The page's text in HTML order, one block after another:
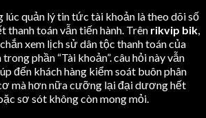
quản lý tin tức tài khoản là theo dõi số
thanh toán vẫn tiến hành. Trên rikvip bik,
xem lịch sử dân tộc thanh toán của
phần “Tài khoản”. câu hỏi này vẫn
đến khách hàng kiểm soát buôn phân
mà hơn nữa cưỡng lại đại dương hết
sơ sót không còn mong mỏi.